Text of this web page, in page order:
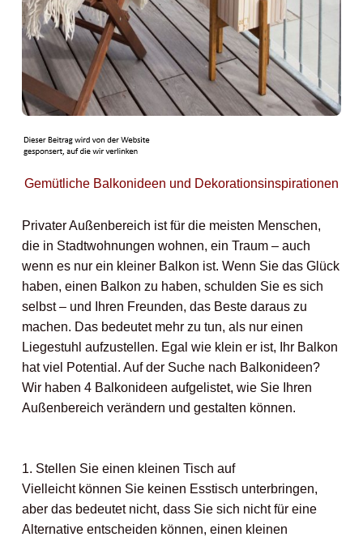
Gemütliche Balkonideen und Dekorationsinspirationen
Privater Außenbereich ist für die meisten Menschen,
die in Stadtwohnungen wohnen, ein Traum – auch
wenn es nur ein kleiner Balkon ist. Wenn Sie das Glück
haben, einen Balkon zu haben, schulden Sie es sich
selbst – und Ihren Freunden, das Beste daraus zu
machen. Das bedeutet mehr zu tun, als nur einen
Liegestuhl aufzustellen. Egal wie klein er ist, Ihr Balkon
hat viel Potential. Auf der Suche nach Balkonideen?
Wir haben 4 Balkonideen aufgelistet, wie Sie Ihren
Außenbereich verändern und gestalten können.
1. Stellen Sie einen kleinen Tisch auf
Vielleicht können Sie keinen Esstisch unterbringen,
aber das bedeutet nicht, dass Sie sich nicht für eine
Alternative entscheiden können, einen kleinen